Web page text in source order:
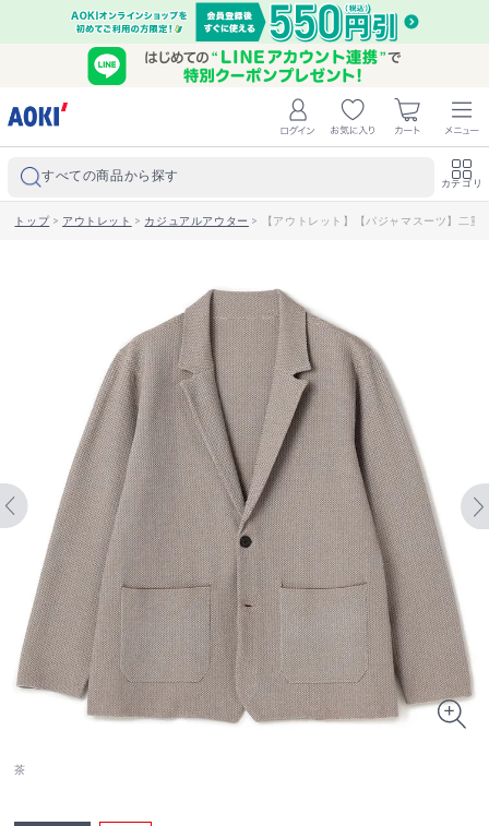
すべての商品から探す カテゴリ
トップ> アウトレット > カジュアルアウター > 【アウトレット】【パジャマスーツ】二
茶